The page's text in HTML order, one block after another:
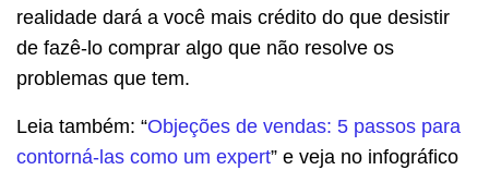
realidade dará a você mais crédito do que desistir
de fazê-lo comprar algo que não resolve os
problemas que tem.
Leia também: “Objeções de vendas: 5 passos para
contorná-las como um expert” e veja no infográfico